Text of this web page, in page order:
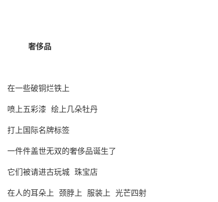
奢侈品
在一些破铜烂铁上
喷上五彩漆 绘上几朵牡丹
打上国际名牌标签
一件件盖世无双的奢侈品诞生了
它们被请进古玩城 珠宝店
在人的耳朵上 颈脖上 服装上 光芒四射